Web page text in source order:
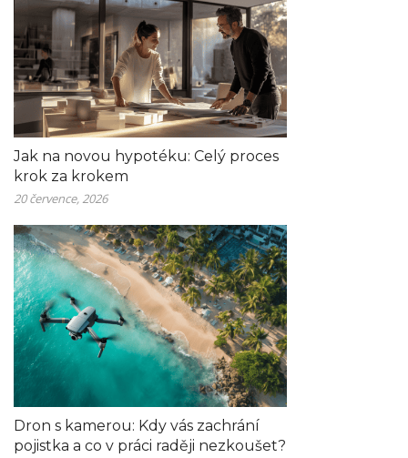
Jak na novou hypotéku: Celý proces
krok za krokem
20 července, 2026
Dron s kamerou: Kdy vás zachrání
pojistka a co v práci raději nezkoušet?